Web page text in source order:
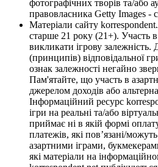
фотографічних творів та/або
правовласника Getty Images -
Матеріали сайту
старше 21 року (21+). Участь
викликати ігрову
(принципів) відповідальної
ознак залежності негайно
Пам'ятайте, що участь в
джерелом доходів або
Інформаційний ресурс
ігри на реальні та/або
приймає ні в якій формі
платежів, які пов’язані/
азартними іграми,
які матеріали на